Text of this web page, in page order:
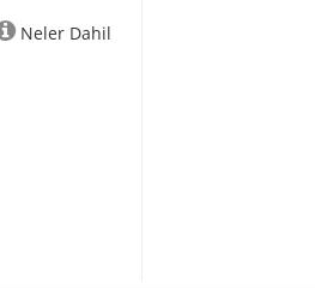
Neler Dahil